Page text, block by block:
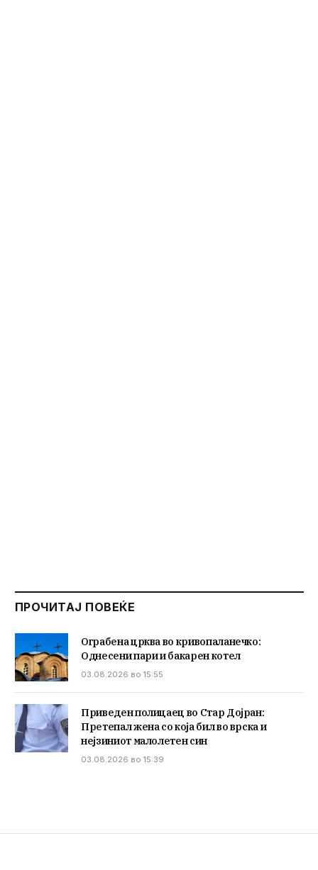
ПРОЧИТАЈ ПОВЕЌЕ
Ограбена црква во кривопаланечко:
Однесени пари и бакарен котел
03.08.2026 во 15:55
Приведен полицаец во Стар Дојран:
Претепал жена со која бил во врска и
нејзиниот малолетен син
03.08.2026 во 15:39